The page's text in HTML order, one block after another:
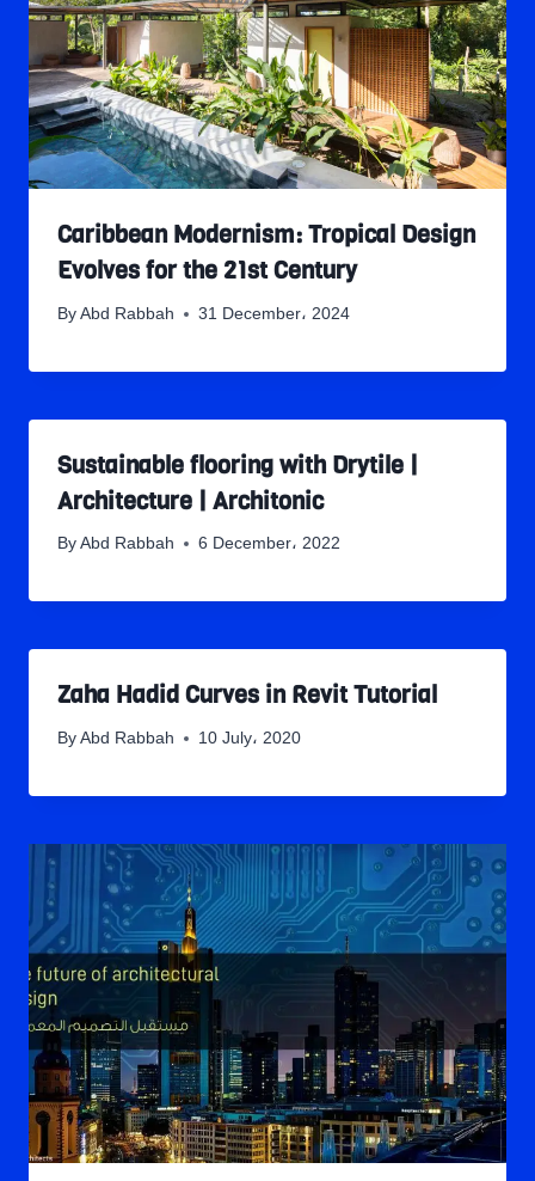
Caribbean Modernism: Tropical Design
Evolves for the 21st Century
By Abd Rabbah 31 December، 2024
Sustainable flooring with Drytile |
Architecture | Architonic
By Abd Rabbah 6 December، 2022
Zaha Hadid Curves in Revit Tutorial
By Abd Rabbah 10 July، 2020